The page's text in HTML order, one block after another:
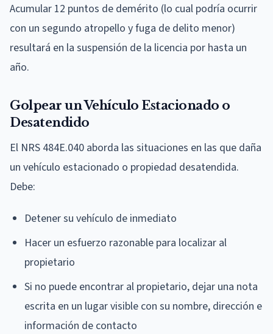
Acumular 12 puntos de demérito (lo cual podría ocurrir
con un segundo atropello y fuga de delito menor)
resultará en la suspensión de la licencia por hasta un
año.
Golpear un Vehículo Estacionado o
Desatendido
El NRS 484E.040 aborda las situaciones en las que daña
un vehículo estacionado o propiedad desatendida.
Debe:
Detener su vehículo de inmediato
Hacer un esfuerzo razonable para localizar al
propietario
Si no puede encontrar al propietario, dejar una nota
escrita en un lugar visible con su nombre, dirección e
información de contacto